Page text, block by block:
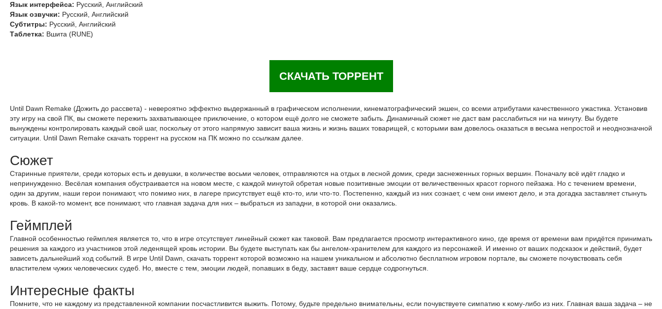
Язык интерфейса: Русский, Английский
Язык озвучки: Русский, Английский
Субтитры: Русский, Английский
Таблетка: Вшита (RUNE)
СКАЧАТЬ ТОРРЕНТ
Until Dawn Remake (Дожить до рассвета) - невероятно эффектно выдержанный в графическом исполнении, кинематографический экшен, со всеми атрибутами качественного ужастика. Установив
эту игру на свой ПК, вы сможете пережить захватывающее приключение, о котором ещё долго не сможете забыть. Динамичный сюжет не даст вам расслабиться ни на минуту. Вы будете
вынуждены контролировать каждый свой шаг, поскольку от этого напрямую зависит ваша жизнь и жизнь ваших товарищей, с которыми вам довелось оказаться в весьма непростой и неоднозначной
ситуации. Until Dawn Remake скачать торрент на русском на ПК можно по ссылкам далее.
Сюжет
Старинные приятели, среди которых есть и девушки, в количестве восьми человек, отправляются на отдых в лесной домик, среди заснеженных горных вершин. Поначалу всё идёт гладко и
непринужденно. Весёлая компания обустраивается на новом месте, с каждой минутой обретая новые позитивные эмоции от величественных красот горного пейзажа. Но с течением времени,
один за другим, наши герои понимают, что помимо них, в лагере присутствует ещё кто-то, или что-то. Постепенно, каждый из них сознает, с чем они имеют дело, и эта догадка заставляет стынуть
кровь. В какой-то момент, все понимают, что главная задача для них – выбраться из западни, в которой они оказались.
Геймплей
Главной особенностью геймплея является то, что в игре отсутствует линейный сюжет как таковой. Вам предлагается просмотр интерактивного кино, где время от времени вам придётся принимать
решения за каждого из участников этой леденящей кровь истории. Вы будете выступать как бы ангелом-хранителем для каждого из персонажей. И именно от ваших подсказок и действий, будет
зависеть дальнейший ход событий. В игре Until Dawn, скачать торрент которой возможно на нашем уникальном и абсолютно бесплатном игровом портале, вы сможете почувствовать себя
властителем чужих человеческих судеб. Но, вместе с тем, эмоции людей, попавших в беду, заставят ваше сердце содрогнуться.
Интересные факты
Помните, что не каждому из представленной компании посчастливится выжить. Потому, будьте предельно внимательны, если почувствуете симпатию к кому-либо из них. Главная ваша задача – не